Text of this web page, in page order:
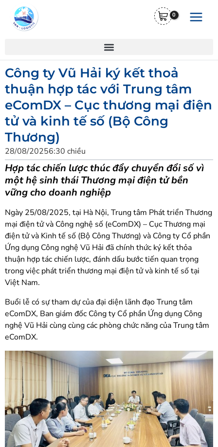
Công ty Vũ Hải ký kết thoả
thuận hợp tác với Trung tâm
eComDX – Cục thương mại điện
tử và kinh tế số (Bộ Công
Thương)
28/08/20256:30 chiều
Hợp tác chiến lược thúc đẩy chuyển đổi số vì
một hệ sinh thái Thương mại điện tử bền
vững cho doanh nghiệp
Ngày 25/08/2025, tại Hà Nội, Trung tâm Phát triển Thương
mại điện tử và Công nghệ số (eComDX) – Cục Thương mại
điện tử và Kinh tế số (Bộ Công Thương) và Công ty Cổ phần
Ứng dụng Công nghệ Vũ Hải đã chính thức ký kết thỏa
thuận hợp tác chiến lược, đánh dấu bước tiến quan trọng
trong việc phát triển thương mại điện tử và kinh tế số tại
Việt Nam.
Buổi lễ có sự tham dự của đại diện lãnh đạo Trung tâm
eComDX, Ban giám đốc Công ty Cổ phần Ứng dụng Công
nghệ Vũ Hải cùng cùng các phòng chức năng của Trung tâm
eComDX.